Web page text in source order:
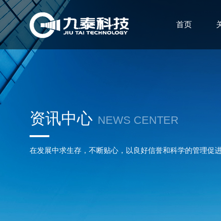
首页
资讯中心 NEWS CENTER
在发展中求生存，不断贴心，以良好信誉和科学的管理促